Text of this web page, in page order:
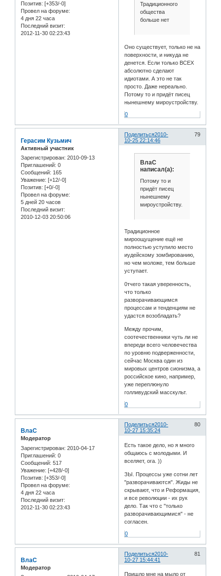
Позитив: [+353/-0]
Провел на форуме:
4 дня 22 часа
Последний визит:
2012-11-30 02:23:43
Традиционного
общества
больше нет
Оно существует, только не на
поверхности, и никуда не
денется. Если только ВСЕХ
абсолютно сделают
идиотами. А это не так
просто. Даже нереально.
Потому то и придёт писец
нынешнему мироустройству.
0
Поделиться 79
2010-
10-25 22:14:46
Герасим Кузьмич
Активный участник
Зарегистрирован: 2010-09-13
Приглашений: 0
Сообщений: 165
Уважение: [+12/-0]
Позитив: [+0/-0]
Провел на форуме:
5 дней 20 часов
Последний визит:
2010-12-03 20:50:06
ВлаС
написал(а):
Потому то и
придёт писец
нынешнему
мироустройству.
Традиционное
мироощущение ещё не
полностью уступило место
иудейскому зомбированию,
но чем моложе, тем больше
уступает.
0тчего такая уверенность,
что только
разворачивающимся
процессам и тенденциям не
удастся возобладать?
Между прочим,
соотечественники чуть ли не
впереди всего человечества
по уровню подверженности,
сейчас Москва один из
мировых центров сионизма, а
российское кино, например,
уже переплюнуло
голливудский масскульт.
0
Поделиться 80
2010-
10-27 15:35:24
ВлаС
Модератор
Зарегистрирован: 2010-04-17
Приглашений: 0
Сообщений: 517
Уважение: [+428/-0]
Позитив: [+353/-0]
Провел на форуме:
4 дня 22 часа
Последний визит:
2012-11-30 02:23:43
Есть такое дело, но я много
общаюсь с молодыми. И
вселяет, ога. ))
ЗЫ. Процессы уже сотни лет
"разворачиваются". Жиды не
скрывают, что и Реформация,
и все революции - их рук
дело. Так что с "только
разворачивающимися" - не
согласен.
0
Поделиться 81
2010-
10-27 15:44:41
ВлаС
Модератор
Пришло мне на мыло от